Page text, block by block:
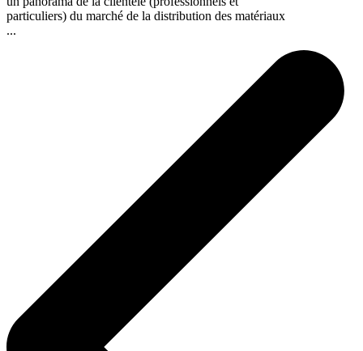
particuliers) du marché de la distribution des matériaux
...